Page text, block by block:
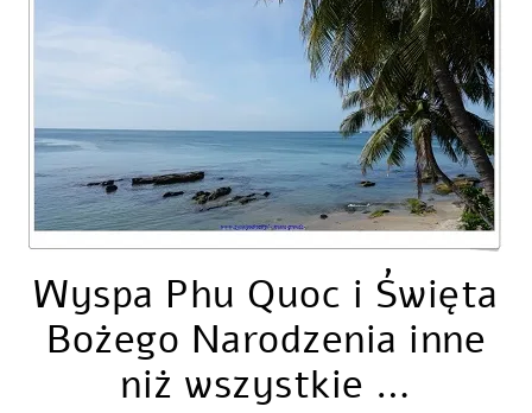
Wyspa Phu Quoc i Święta
Bożego Narodzenia inne
niż wszystkie …